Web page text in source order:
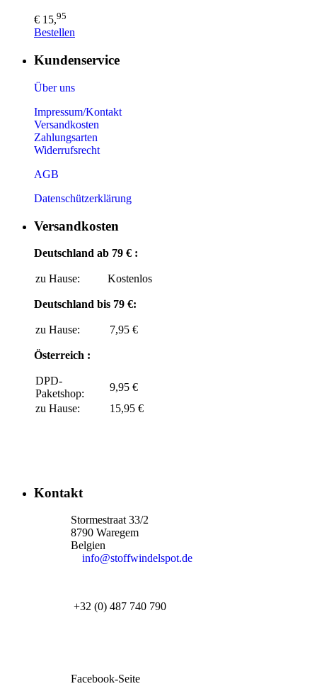
€ 15,95
Bestellen
Kundenservice
Über uns
Impressum/Kontakt
Versandkosten
Zahlungsarten
Widerrufsrecht
AGB
Datenschützerklärung
Versandkosten
Deutschland ab 79 € :
zu Hause: Kostenlos
Deutschland bis 79 €:
zu Hause: 7,95 €
Österreich :
DPD-
Paketshop:
9,95 €
zu Hause:
15,95 €
Kontakt
Stormestraat 33/2
8790 Waregem
Belgien
info@stoffwindelspot.de
+32 (0) 487 740 790
Facebook-Seite